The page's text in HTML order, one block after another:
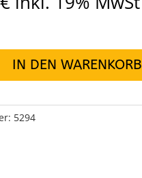
IN DEN WARENKORB
5294